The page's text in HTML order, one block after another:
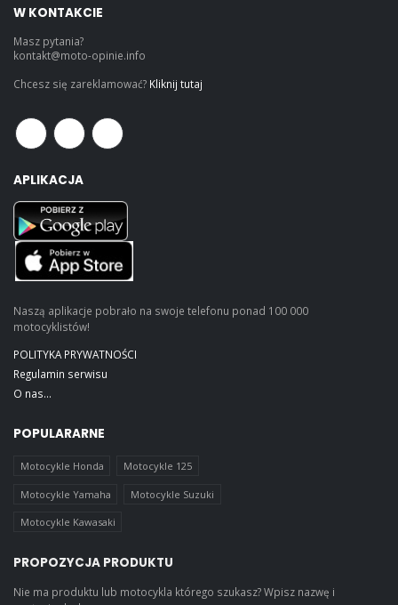
W KONTAKCIE
Masz pytania?
kontakt@moto-opinie.info
Chcesz się zareklamować? Kliknij tutaj
APLIKACJA
Naszą aplikacje pobrało na swoje telefonu ponad 100 000
motocyklistów!
POLITYKA PRYWATNOŚCI
Regulamin serwisu
O nas...
POPULARARNE
Motocykle Honda Motocykle 125
Motocykle Yamaha Motocykle Suzuki
Motocykle Kawasaki
PROPOZYCJA PRODUKTU
Nie ma produktu lub motocykla którego szukasz? Wpisz nazwę i